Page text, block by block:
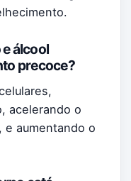
álcool
precoce?
acelerando o
aumentando o